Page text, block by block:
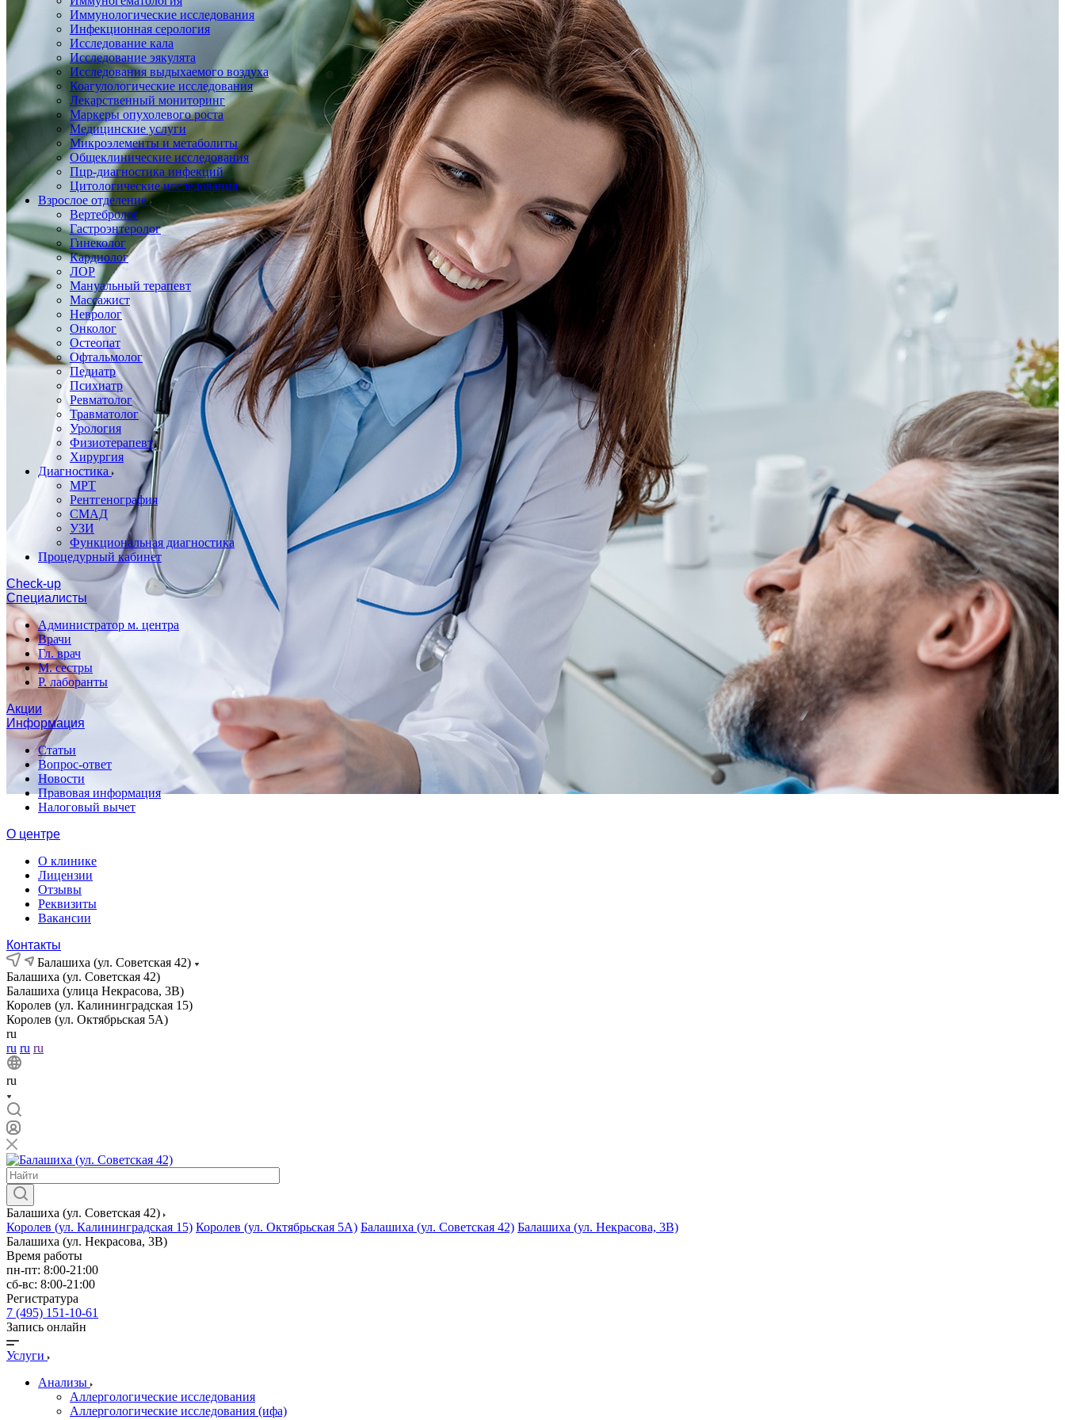
Иммунологические исследования
Инфекционная серология
Исследование кала
Исследование эякулята
Исследования выдыхаемого воздуха
Коагулологические исследования
Лекарственный мониторинг
Маркеры опухолевого роста
Медицинские услуги
Микроэлементы и метаболиты
Общеклинические исследования
Пцр-диагностика инфекций
Цитологические исследования
Взрослое отделение
Вертебролог
Гастроэнтеролог
Гинеколог
Кардиолог
ЛОР
Мануальный терапевт
Массажист
Невролог
Онколог
Остеопат
Офтальмолог
Педиатр
Психиатр
Ревматолог
Травматолог
Урология
Физиотерапевт
Хирургия
Диагностика
МРТ
Рентгенография
СМАД
УЗИ
Функциональная диагностика
Процедурный кабинет
Cheсk-up
Специалисты
Администратор м. центра
Врачи
Гл. врач
М. сестры
Р. лаборанты
Акции
Информация
Статьи
Вопрос-ответ
Новости
Правовая информация
Налоговый вычет
О центре
О клинике
Лицензии
Отзывы
Реквизиты
Вакансии
Контакты
Балашиха (ул. Советская 42)
Балашиха (ул. Советская 42)
Балашиха (улица Некрасова, 3В)
Королев (ул. Калининградская 15)
Королев (ул. Октябрьская 5А)
ru
ru ru ru
ru
Балашиха (ул. Советская 42)
Королев (ул. Калининградская 15) Королев (ул. Октябрьская 5А) Балашиха (ул. Советская 42) Балашиха (ул. Некрасова, 3В)
Балашиха (ул. Некрасова, 3В)
Время работы
пн-пт: 8:00-21:00
сб-вс: 8:00-21:00
Регистратура
7 (495) 151-10-61
Запись онлайн
Услуги
Анализы
Аллергологические исследования
Аллергологические исследования (ифа)